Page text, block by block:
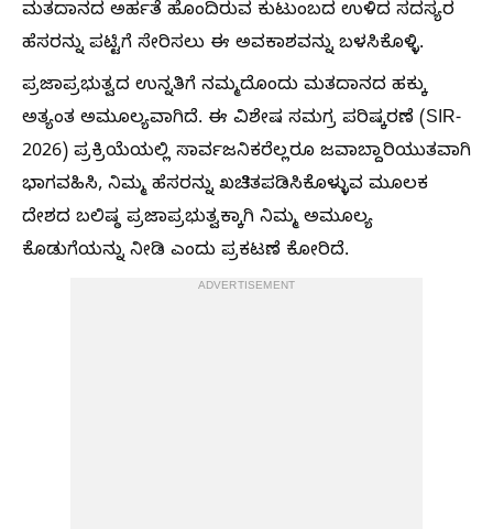
ಮತದಾನದ ಅರ್ಹತೆ ಹೊಂದಿರುವ ಕುಟುಂಬದ ಉಳಿದ ಸದಸ್ಯರ
ಹೆಸರನ್ನು ಪಟ್ಟಿಗೆ ಸೇರಿಸಲು ಈ ಅವಕಾಶವನ್ನು ಬಳಸಿಕೊಳ್ಳಿ.
ಪ್ರಜಾಪ್ರಭುತ್ವದ ಉನ್ನತಿಗೆ ನಮ್ಮದೊಂದು ಮತದಾನದ ಹಕ್ಕು
ಅತ್ಯಂತ ಅಮೂಲ್ಯವಾಗಿದೆ. ಈ ವಿಶೇಷ ಸಮಗ್ರ ಪರಿಷ್ಕರಣೆ (SIR-
2026) ಪ್ರಕ್ರಿಯೆಯಲ್ಲಿ ಸಾರ್ವಜನಿಕರೆಲ್ಲರೂ ಜವಾಬ್ದಾರಿಯುತವಾಗಿ
ಭಾಗವಹಿಸಿ, ನಿಮ್ಮ ಹೆಸರನ್ನು ಖಚಿತಪಡಿಸಿಕೊಳ್ಳುವ ಮೂಲಕ
ದೇಶದ ಬಲಿಷ್ಠ ಪ್ರಜಾಪ್ರಭುತ್ವಕ್ಕಾಗಿ ನಿಮ್ಮ ಅಮೂಲ್ಯ
ಕೊಡುಗೆಯನ್ನು ನೀಡಿ ಎಂದು ಪ್ರಕಟಣೆ ಕೋರಿದೆ.
ADVERTISEMENT